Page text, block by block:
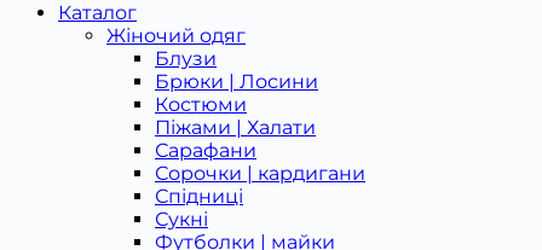
Каталог
Жіночий одяг
Блузи
Брюки | Лосини
Костюми
Піжами | Халати
Сарафани
Сорочки | кардигани
Спідниці
Сукні
Футболки | майки